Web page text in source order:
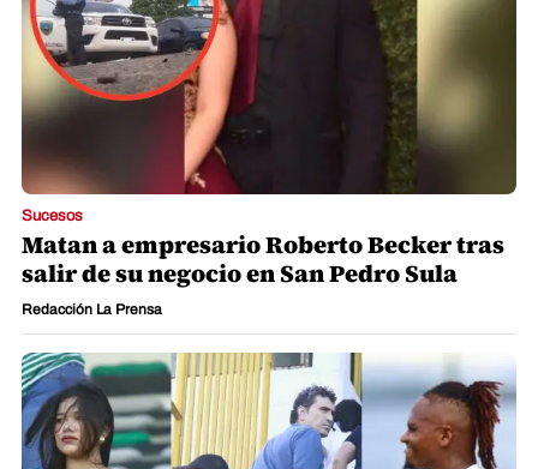
Sucesos
Matan a empresario Roberto Becker tras
salir de su negocio en San Pedro Sula
Redacción La Prensa